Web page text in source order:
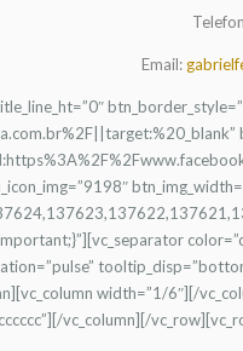
Email:
width=”1/6″][/
vc_column][/